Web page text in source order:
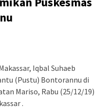
Iqbal Suhaeb
(Pustu) Bontorannu di
Mariso, Rabu (25/12/19)
.